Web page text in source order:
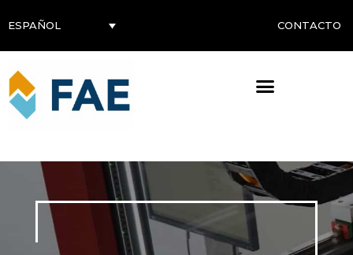
ESPAÑOL CONTACTO